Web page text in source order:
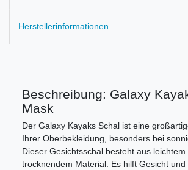
Herstellerinformationen
Beschreibung: Galaxy
Mask
Der Galaxy Kayaks Schal ist eine
Ihrer Oberbekleidung, besonders bei
Dieser Gesichtsschal besteht aus
trocknendem Material. Es hilft Gesicht und